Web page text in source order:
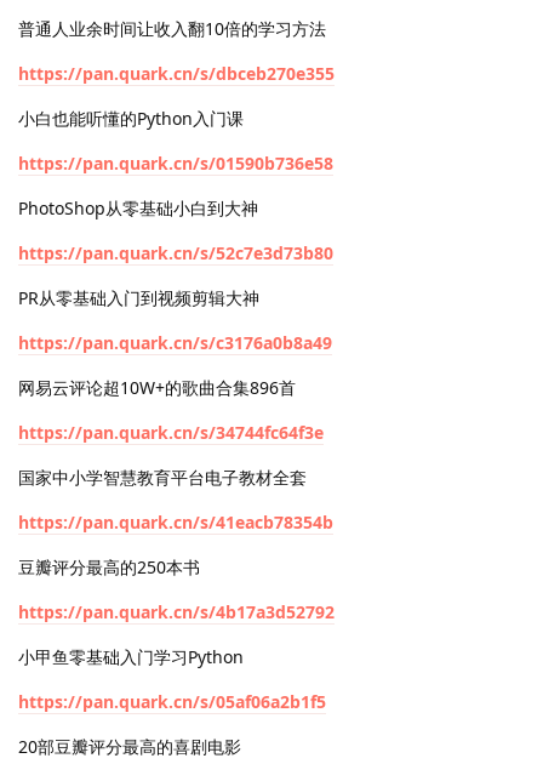
普通人业余时间让收入翻10倍的学习方法
https://pan.quark.cn/s/dbceb270e355
小白也能听懂的Python入门课
https://pan.quark.cn/s/01590b736e58
PhotoShop从零基础小白到大神
https://pan.quark.cn/s/52c7e3d73b80
PR从零基础入门到视频剪辑大神
https://pan.quark.cn/s/c3176a0b8a49
网易云评论超10W+的歌曲合集896首
https://pan.quark.cn/s/34744fc64f3e
国家中小学智慧教育平台电子教材全套
https://pan.quark.cn/s/41eacb78354b
豆瓣评分最高的250本书
https://pan.quark.cn/s/4b17a3d52792
小甲鱼零基础入门学习Python
https://pan.quark.cn/s/05af06a2b1f5
20部豆瓣评分最高的喜剧电影